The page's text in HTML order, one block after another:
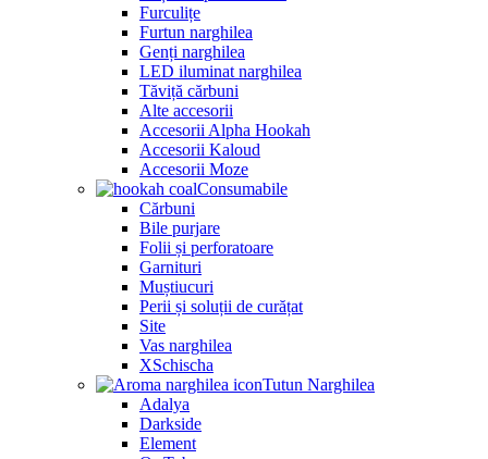
Furculițe
Furtun narghilea
Genți narghilea
LED iluminat narghilea
Tăviță cărbuni
Alte accesorii
Accesorii Alpha Hookah
Accesorii Kaloud
Accesorii Moze
Consumabile
Cărbuni
Bile purjare
Folii și perforatoare
Garnituri
Muștiucuri
Perii și soluții de curățat
Site
Vas narghilea
XSchischa
Tutun Narghilea
Adalya
Darkside
Element